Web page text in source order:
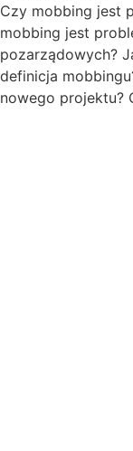
Czy mobbing jest
mobbing jest
pozarządowych?
definicja
nowego projektu?